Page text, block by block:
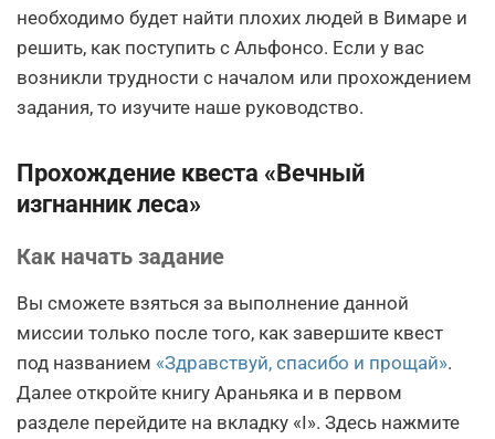
необходимо будет найти плохих людей в Вимаре и
решить, как поступить с Альфонсо. Если у вас
возникли трудности с началом или прохождением
задания, то изучите наше руководство.
Прохождение квеста «Вечный
изгнанник леса»
Как начать задание
Вы сможете взяться за выполнение данной
миссии только после того, как завершите квест
под названием «Здравствуй, спасибо и прощай».
Далее откройте книгу Араньяка и в первом
разделе перейдите на вкладку «I». Здесь нажмите